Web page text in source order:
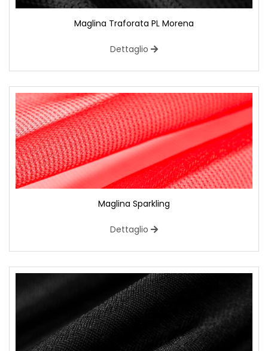
Maglina Traforata PL Morena
Dettaglio
Maglina Sparkling
Dettaglio